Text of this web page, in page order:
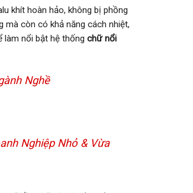
khít hoàn hảo, không bị phồng
mà còn có khả năng cách nhiệt,
làm nổi bật hệ thống chữ nổi
Nghề
Nghiệp Nhỏ & Vừa